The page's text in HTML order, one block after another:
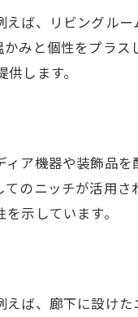
ア
ば、リビングル
みと個性をプラス
します。
ア機器や装飾品
のニッチが活用
示しています。
ば、廊下に設け